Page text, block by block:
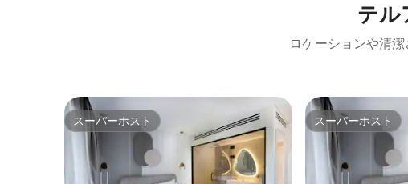
テル
ロケーションや清
スーパーホスト
スーパーホスト スーパーホスト
スーパーホスト